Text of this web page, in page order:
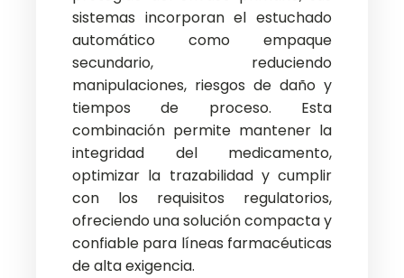
sistemas incorporan el estuchado
automático como empaque
secundario, reduciendo
manipulaciones, riesgos de daño y
tiempos de proceso. Esta
combinación permite mantener la
integridad del medicamento,
optimizar la trazabilidad y cumplir
con los requisitos regulatorios,
ofreciendo una solución compacta y
confiable para líneas farmacéuticas
de alta exigencia.